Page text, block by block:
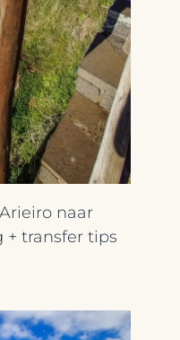
naar
+ transfer tips